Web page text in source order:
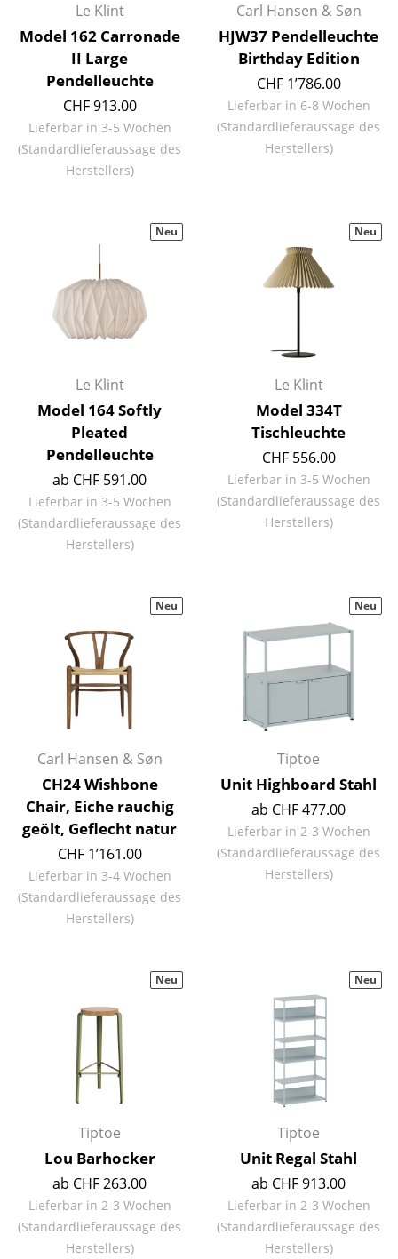
Barmöbel
Garderoben
Kleinaufbewahrung
Einzelteile
... alle Aufbewahrungsmöbel
Hängeleuchten & Deckenleuchten
Tischleuchten
Schreibtischleuchten
Stehleuchten & Leseleuchten
Wandleuchten
Outdoor-Leuchten
Akkuleuchten
... alle Leuchten
Einzelbetten
Stapelbetten
Kinderbetten
Nachttische & Bettzubehör
Accessoires
Uhren
Spiegel
Figuren & Miniaturen
Büroutensilien
Aufbewahrungsboxen
Decken
Kissen
Teppiche
Vorhänge
... alle Accessoires
Le Klint
Model 162 Carronade
II Large
Pendelleuchte
CHF 913.00
Lieferbar in 3-5 Wochen
(Standardlieferaussage des
Herstellers)
Carl Hansen & Søn
HJW37 Pendelleuchte
Birthday Edition
CHF 1’786.00
Lieferbar in 6-8 Wochen
(Standardlieferaussage des
Herstellers)
Le Klint
Model 164 Softly
Pleated
Pendelleuchte
ab CHF 591.00
Lieferbar in 3-5 Wochen
(Standardlieferaussage des
Herstellers)
Neu
Le Klint
Model 334T
Tischleuchte
CHF 556.00
Lieferbar in 3-5 Wochen
(Standardlieferaussage des
Herstellers)
Neu
Carl Hansen & Søn
CH24 Wishbone
Chair, Eiche rauchig
geölt, Geflecht natur
CHF 1’161.00
Lieferbar in 3-4 Wochen
(Standardlieferaussage des
Herstellers)
Neu
Tiptoe
Unit Highboard Stahl
ab CHF 477.00
Lieferbar in 2-3 Wochen
(Standardlieferaussage des
Herstellers)
Neu
Tiptoe
Lou Barhocker
ab CHF 263.00
Lieferbar in 2-3 Wochen
(Standardlieferaussage des
Herstellers)
Neu
Tiptoe
Unit Regal Stahl
ab CHF 913.00
Lieferbar in 2-3 Wochen
(Standardlieferaussage des
Herstellers)
Neu